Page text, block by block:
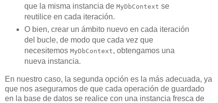
que la misma instancia de MyDbContext se
reutilice en cada iteración.
O bien, crear un ámbito nuevo en cada iteración
del bucle, de modo que cada vez que
necesitemos MyDbContext, obtengamos una
nueva instancia.
En nuestro caso, la segunda opción es la más adecuada, ya
que nos aseguramos de que cada operación de guardado
en la base de datos se realice con una instancia fresca de